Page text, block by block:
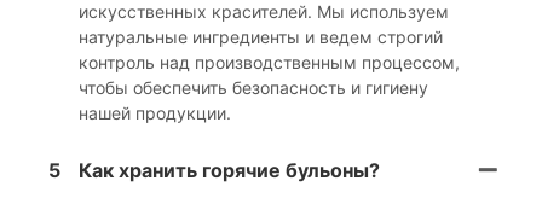
искусственных красителей. Мы используем
натуральные ингредиенты и ведем строгий
контроль над производственным процессом,
чтобы обеспечить безопасность и гигиену
нашей продукции.
5 Как хранить горячие бульоны?